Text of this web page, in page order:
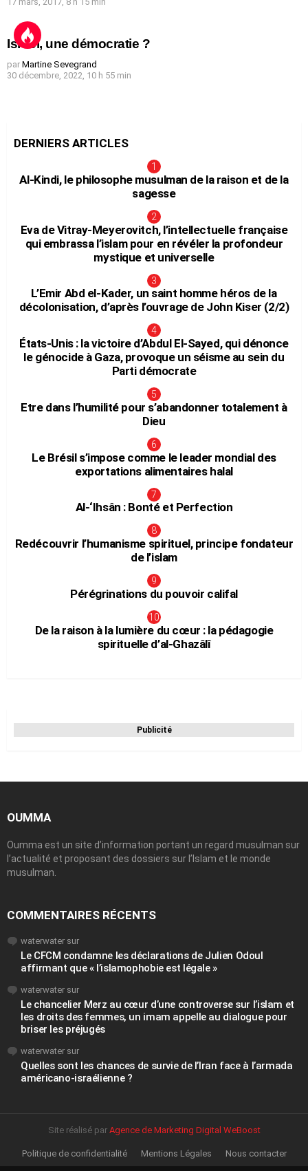
Israël, une démocratie ?
par Martine Sevegrand
30 décembre, 2022, 10 h 55 min
DERNIERS ARTICLES
Al-Kindi, le philosophe musulman de la raison et de la
sagesse
Eva de Vitray-Meyerovitch, l’intellectuelle française
qui embrassa l’islam pour en révéler la profondeur
mystique et universelle
L’Emir Abd el-Kader, un saint homme héros de la
décolonisation, d’après l’ouvrage de John Kiser (2/2)
États-Unis : la victoire d’Abdul El-Sayed, qui dénonce
le génocide à Gaza, provoque un séisme au sein du
Parti démocrate
Etre dans l’humilité pour s’abandonner totalement à
Dieu
Le Brésil s’impose comme le leader mondial des
exportations alimentaires halal
Al-‘Ihsân : Bonté et Perfection
Redécouvrir l’humanisme spirituel, principe fondateur
de l’islam
Pérégrinations du pouvoir califal
De la raison à la lumière du cœur : la pédagogie
spirituelle d’al-Ghazâlî
Publicité
OUMMA
Oumma est un site d’information portant un regard musulman sur
l’actualité et proposant des dossiers sur l’Islam et le monde
musulman.
COMMENTAIRES RÉCENTS
waterwater sur
Le CFCM condamne les déclarations de Julien Odoul
affirmant que « l’islamophobie est légale »
waterwater sur
Le chancelier Merz au cœur d’une controverse sur l’islam et
les droits des femmes, un imam appelle au dialogue pour
briser les préjugés
waterwater sur
Quelles sont les chances de survie de l’Iran face à l’armada
américano-israélienne ?
Site réalisé par Agence de Marketing Digital WeBoost
Politique de confidentialité Mentions Légales Nous contacter